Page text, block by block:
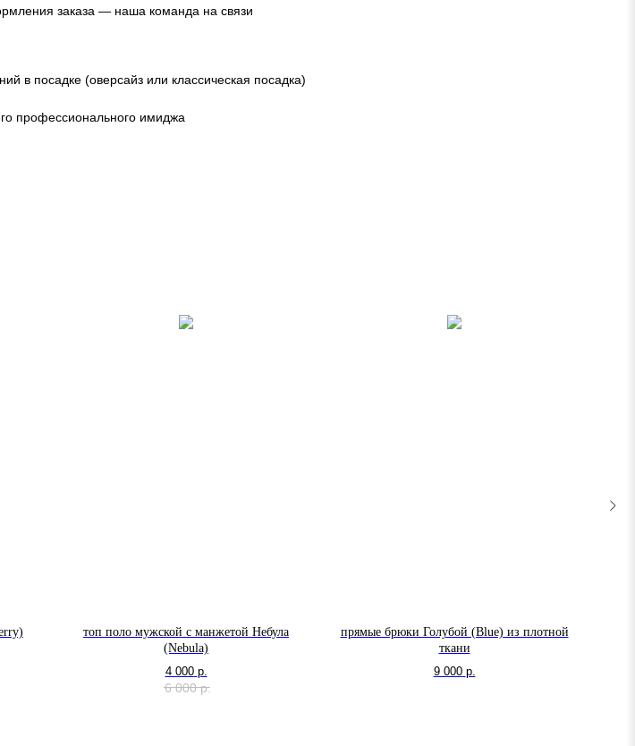
заказа — наша команда на связи
в посадке (оверсайз или классическая посадка)
профессионального имиджа
топ поло мужской с манжетой Небула
(Nebula)
4 000 р.
6 000 р.
прямые брюки Голубой (Blue) из плотной
ткани
9 000 р.